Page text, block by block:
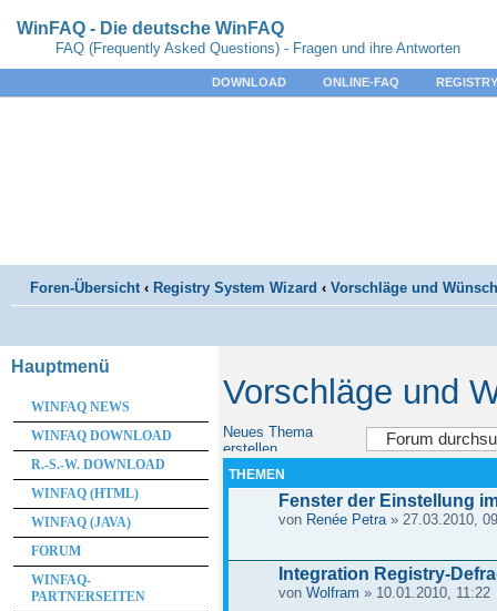
WinFAQ - Die deutsche WinFAQ
FAQ (Frequently Asked Questions) - Fragen und ihre Antworten
DOWNLOAD ONLINE-FAQ
Foren-Übersicht ‹ Registry System Wizard ‹ Vorschläge und
Vorschläge und
Neues Thema
erstellen
THEMEN
Fenster der Einstellung
von Renée Petra» 27.03.2010,
Integration Registry-
von Wolfram » 10.01.2010, 11:22
Hauptmenü
WINFAQ NEWS
WINFAQ DOWNLOAD
R.-S.-W. DOWNLOAD
WINFAQ (HTML)
WINFAQ (JAVA)
FORUM
WINFAQ-
PARTNERSEITEN